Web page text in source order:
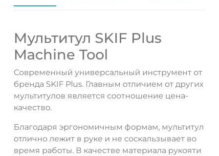
Мультитул SKIF Plus
Machine Tool
Современный универсальный инструмент от
бренда SKIF Plus. Главным отличием от других
мультитулов является соотношение цена-
качество.
Благодаря эргономичным формам, мультитул
отлично лежит в руке и не соскальзывает во
время работы. В качестве материала рукояти